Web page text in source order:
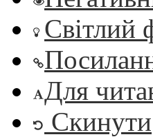
Світлий
Для
Скинути